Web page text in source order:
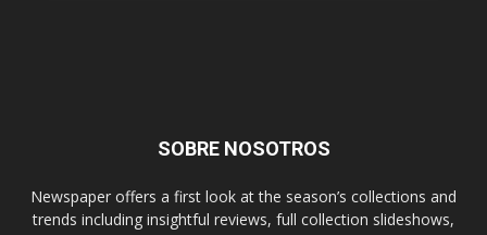
SOBRE NOSOTROS
Newspaper offers a first look at the season’s collections and
trends including insightful reviews, full collection slideshows,